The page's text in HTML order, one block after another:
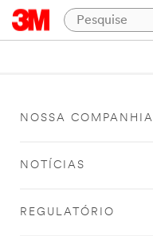
NOSSA COMPANHIA
NOTÍCIAS
REGULATÓRIO